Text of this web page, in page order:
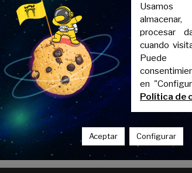
experiencia docente y eres
procesos de selección.
Usamos
procesar
cuando
Puede
en
Política de
Aceptar Configurar